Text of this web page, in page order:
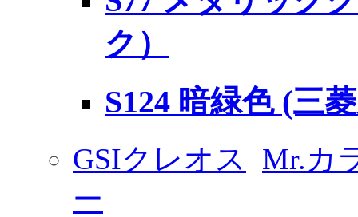
ク）
S124 暗緑色 (三
GSIクレオス
Mr.カ
ー